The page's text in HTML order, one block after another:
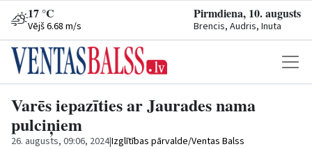
17 °C
Vējš 6.68 m/s
Pirmdiena, 10. augusts
Brencis, Audris, Inuta
Varēs iepazīties ar Jaurades nama
pulciņiem
26. augusts, 09:06, 2024|Izglītības pārvalde/Ventas Balss